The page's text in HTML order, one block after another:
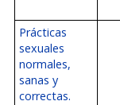
Prácticas
sexuales
normales,
sanas y
correctas.